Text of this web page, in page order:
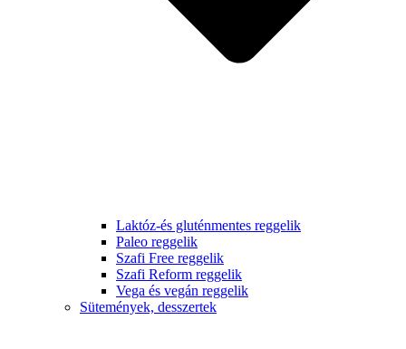
Laktóz-és gluténmentes reggelik
Paleo reggelik
Szafi Free reggelik
Szafi Reform reggelik
Vega és vegán reggelik
Sütemények, desszertek